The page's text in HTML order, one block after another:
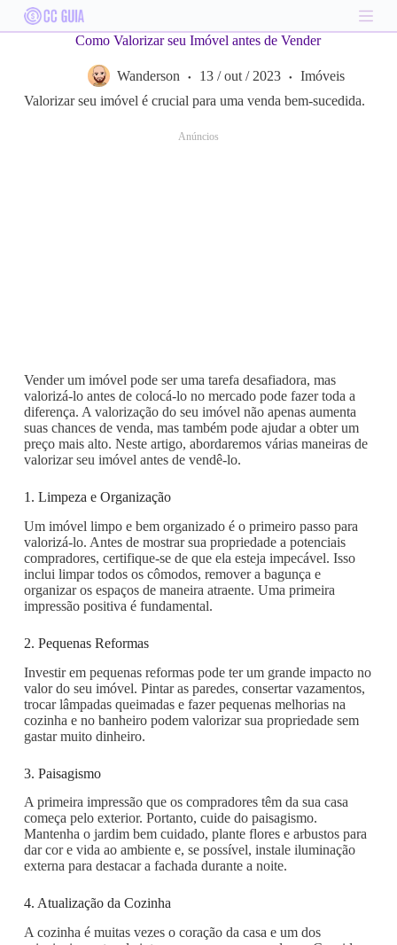
S
k
o
Como Valorizar seu Imóvel antes de Vender
Wanderson 13 / out / 2023
Imóveis
Valorizar seu imóvel é crucial para uma venda bem-sucedida.
Anúncios
Vender um imóvel pode ser uma tarefa desafiadora, mas
valorizá-lo antes de colocá-lo no mercado pode fazer toda a
diferença. A valorização do seu imóvel não apenas aumenta
suas chances de venda, mas também pode ajudar a obter um
preço mais alto. Neste artigo, abordaremos várias maneiras de
valorizar seu imóvel antes de vendê-lo.
1. Limpeza e Organização
Um imóvel limpo e bem organizado é o primeiro passo para
valorizá-lo. Antes de mostrar sua propriedade a potenciais
compradores, certifique-se de que ela esteja impecável. Isso
inclui limpar todos os cômodos, remover a bagunça e
organizar os espaços de maneira atraente. Uma primeira
impressão positiva é fundamental.
2. Pequenas Reformas
Investir em pequenas reformas pode ter um grande impacto no
valor do seu imóvel. Pintar as paredes, consertar vazamentos,
trocar lâmpadas queimadas e fazer pequenas melhorias na
cozinha e no banheiro podem valorizar sua propriedade sem
gastar muito dinheiro.
3. Paisagismo
A primeira impressão que os compradores têm da sua casa
começa pelo exterior. Portanto, cuide do paisagismo.
Mantenha o jardim bem cuidado, plante flores e arbustos para
dar cor e vida ao ambiente e, se possível, instale iluminação
externa para destacar a fachada durante a noite.
4. Atualização da Cozinha
A cozinha é muitas vezes o coração da casa e um dos